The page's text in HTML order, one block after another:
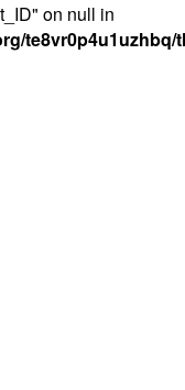
on null in